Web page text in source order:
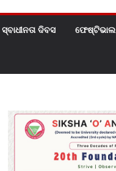
ସ୍ବାଧୀନତା ଦିବସ ଫେଷ୍ଟିଭାଲ